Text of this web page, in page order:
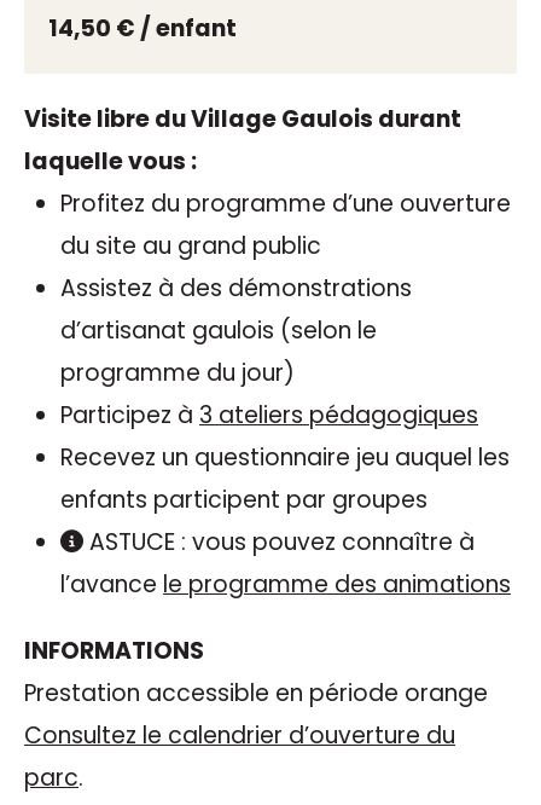
14,50 € / enfant
Visite libre du Village Gaulois durant
laquelle vous :
Profitez du programme d’une ouverture
du site au grand public
Assistez à des démonstrations
d’artisanat gaulois (selon le
programme du jour)
Participez à 3 ateliers pédagogiques
Recevez un questionnaire jeu auquel les
enfants participent par groupes
ASTUCE : vous pouvez connaître à
l’avance le programme des animations
INFORMATIONS
Prestation accessible en période orange
Consultez le calendrier d’ouverture du
parc.